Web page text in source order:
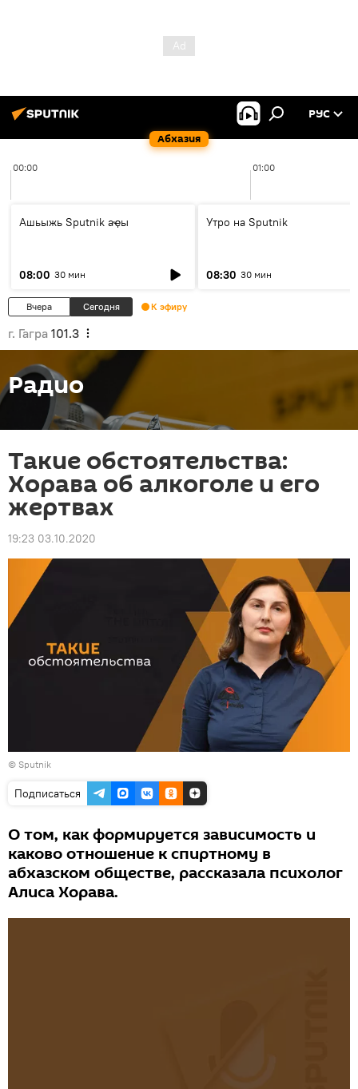
Абхазия
РУС
00:00 01:00
Ашьыжь Sputnik аҿы
08:00 30 мин
Утро на Sputnik
08:30 30 мин
Вчера Сегодня К эфиру
г. Гагра 101.3
Радио
Такие обстоятельства:
Хорава об алкоголе и его
жертвах
19:23 03.10.2020
© Sputnik
Подписаться
О том, как формируется зависимость и
каково отношение к спиртному в
абхазском обществе, рассказала психолог
Алиса Хорава.